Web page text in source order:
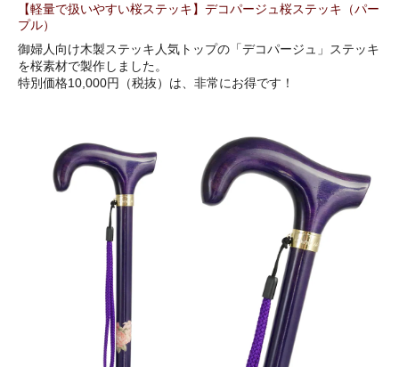
【軽量で扱いやすい桜ステッキ】デコパージュ桜ステッキ（パー
プル）
御婦人向け木製ステッキ人気トップの「デコパージュ」ステッキ
を桜素材で製作しました。
特別価格10,000円（税抜）は、非常にお得です！